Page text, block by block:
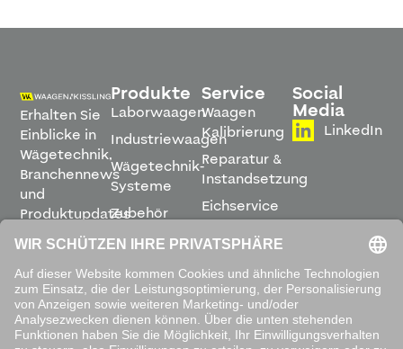
Erhalten Sie
Einblicke in
Wägetechnik,
Branchennews
und
Produktupdates
direkt in
Ihren
Posteingang.
Produkte
Laborwaagen
Industriewaagen
Wägetechnik-
Systeme
Zubehör
Software
Service
Waagen
Kalibrierung
Reparatur &
Instandsetzung
Eichservice
Montage &
Inbetriebnahme
Leihwaagen
&
Mietservice
Social
Media
LinkedIn